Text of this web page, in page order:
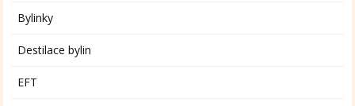
Bylinky
Destilace bylin
EFT